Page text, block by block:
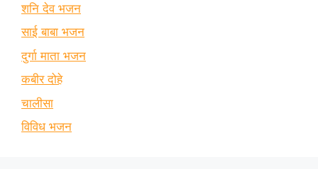
शनि देव भजन
साई बाबा भजन
दुर्गा माता भजन
कबीर दोहे
चालीसा
विविध भजन